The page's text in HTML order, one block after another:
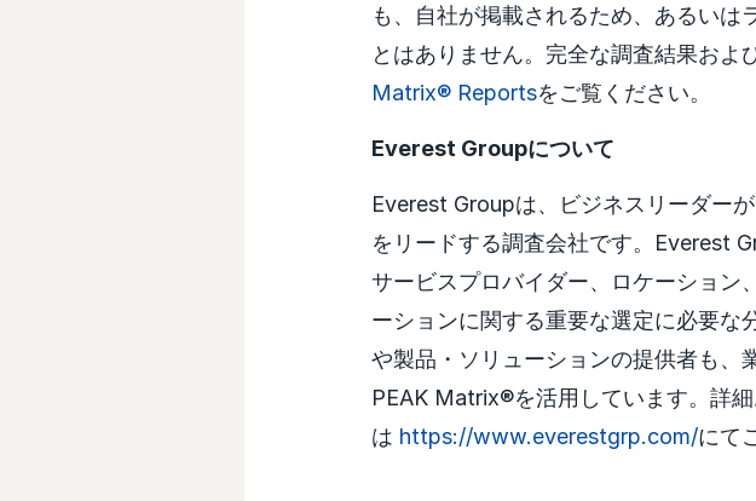
も、自社が掲載されるため、あるいは
とはありません。完全な調査結果およ
Matrix® Reportsをご覧ください。
Everest Groupについて
Everest Groupは、ビジネスリーダー
をリードする調査会社です。Everest
サービスプロバイダー、ロケーション
ーションに関する重要な選定に必要な
や製品・ソリューションの提供者も、
PEAK Matrix®を活用しています。詳
は https://www.everestgrp.com/にて